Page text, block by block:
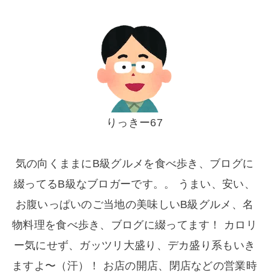
りっきー67
気の向くままにB級グルメを食べ歩き、ブログに
綴ってるB級なブロガーです。。 うまい、安い、
お腹いっぱいのご当地の美味しいB級グルメ、名
物料理を食べ歩き、ブログに綴ってます！ カロリ
ー気にせず、ガッツリ大盛り、デカ盛り系もいき
ますよ〜（汗）！ お店の開店、閉店などの営業時